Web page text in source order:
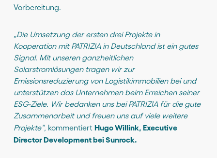
Vorbereitung.
„Die Umsetzung der ersten drei Projekte in
Kooperation mit PATRIZIA in Deutschland ist ein gutes
Signal. Mit unseren ganzheitlichen
Solarstromlösungen tragen wir zur
Emissionsreduzierung von Logistikimmobilien bei und
unterstützen das Unternehmen beim Erreichen seiner
ESG-Ziele. Wir bedanken uns bei PATRIZIA für die gute
Zusammenarbeit und freuen uns auf viele weitere
Projekte“, kommentiert Hugo Willink, Executive
Director Development bei Sunrock.